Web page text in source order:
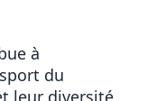
à
du
leur diversité